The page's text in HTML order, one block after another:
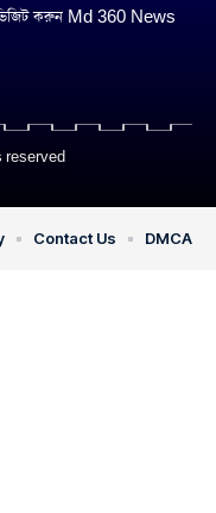
ভিজিট করুন Md 360 News
reserved
Contact Us DMCA